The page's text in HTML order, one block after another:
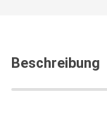
Beschreibung